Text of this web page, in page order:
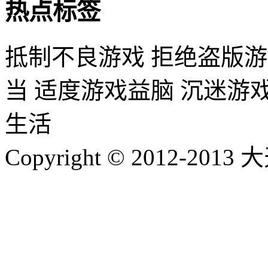
热点标签
抵制不良游戏 拒绝盗版
当 适度游戏益脑 沉迷游
生活
Copyright © 2012-2013